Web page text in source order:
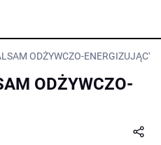
ODŻYWCZO-ENERGIZUJĄCY
ODŻYWCZO-